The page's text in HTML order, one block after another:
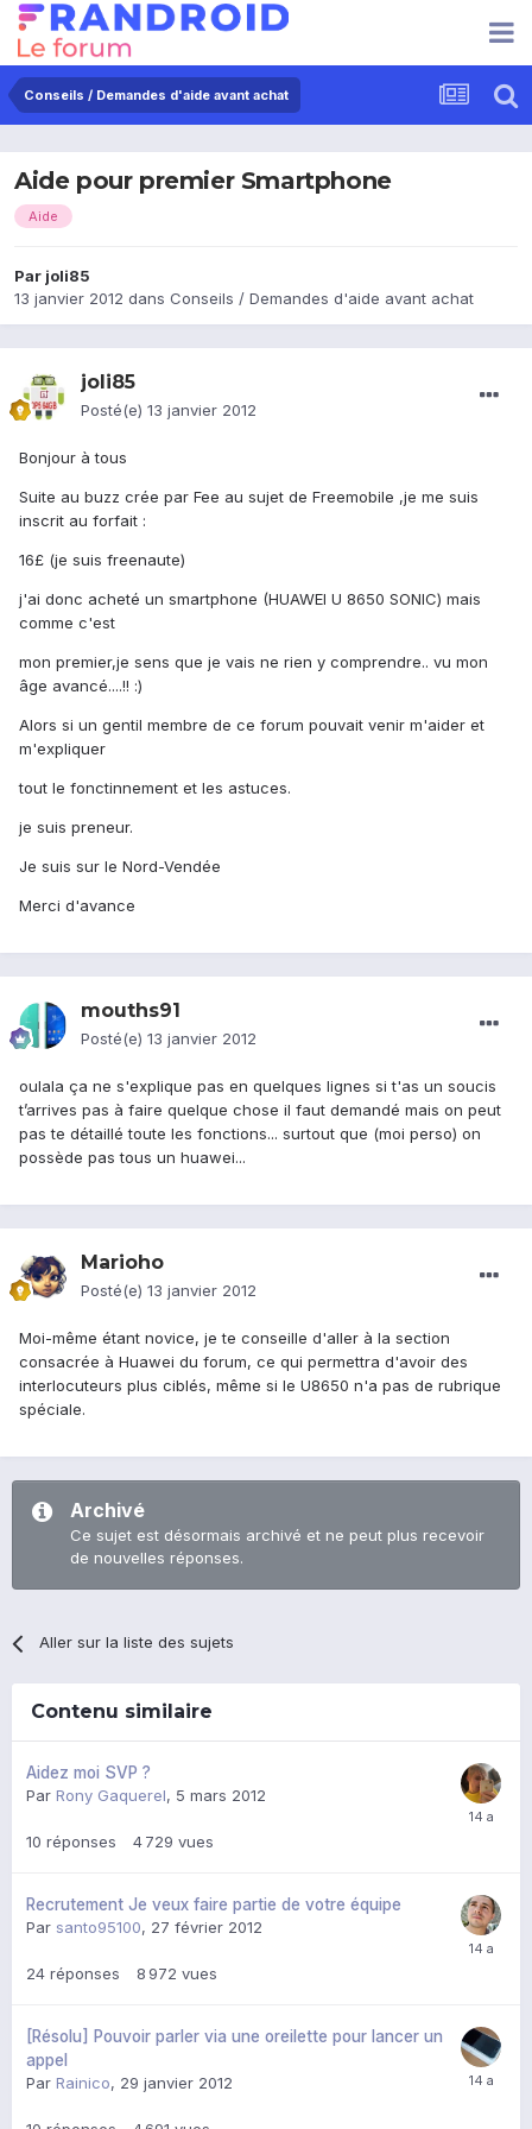
Conseils / Demandes d'aide avant achat
Aide pour premier Smartphone
Aide
Par joli85
13 janvier 2012 dans Conseils / Demandes d'aide avant achat
joli85
Posté(e) 13 janvier 2012
Bonjour à tous
Suite au buzz crée par Fee au sujet de Freemobile ,je me suis
inscrit au forfait :
16£ (je suis freenaute)
j'ai donc acheté un smartphone (HUAWEI U 8650 SONIC) mais
comme c'est
mon premier,je sens que je vais ne rien y comprendre.. vu mon
âge avancé....!! :)
Alors si un gentil membre de ce forum pouvait venir m'aider et
m'expliquer
tout le fonctinnement et les astuces.
je suis preneur.
Je suis sur le Nord-Vendée
Merci d'avance
mouths91
Posté(e) 13 janvier 2012
oulala ça ne s'explique pas en quelques lignes si t'as un soucis
t’arrives pas à faire quelque chose il faut demandé mais on peut
pas te détaillé toute les fonctions... surtout que (moi perso) on
possède pas tous un huawei...
Marioho
Posté(e) 13 janvier 2012
Moi-même étant novice, je te conseille d'aller à la section
consacrée à Huawei du forum, ce qui permettra d'avoir des
interlocuteurs plus ciblés, même si le U8650 n'a pas de rubrique
spéciale.
Archivé
Ce sujet est désormais archivé et ne peut plus recevoir
de nouvelles réponses.
Aller sur la liste des sujets
Contenu similaire
Aidez moi SVP ?
Par Rony Gaquerel, 5 mars 2012
10 réponses 4 729 vues
Recrutement Je veux faire partie de votre équipe
Par santo95100, 27 février 2012
24 réponses 8 972 vues
[Résolu] Pouvoir parler via une oreilette pour lancer un
appel
Par Rainico, 29 janvier 2012